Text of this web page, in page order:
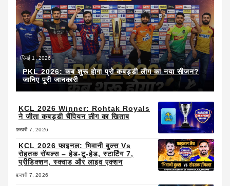
मई 1, 2026
PKL 2026: कब शुरू होगा प्रो कबड्डी लीग का नया सीजन?
जानिए पूरी जानकारी
KCL 2026 Winner: Rohtak Royals
ने जीता कबड्डी चैंपियन लीग का खिताब
फ़रवरी 7, 2026
KCL 2026 फाइनल: भिवानी बुल्स Vs
रोहतक रॉयल्स – हेड-टू-हेड, स्टार्टिंग 7,
प्रीडिक्शन, स्क्वाड और लाइव एक्शन
फ़रवरी 7, 2026